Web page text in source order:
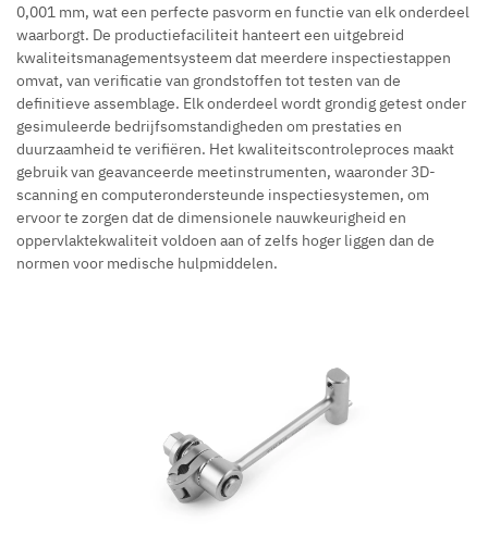
0,001 mm, wat een perfecte pasvorm en functie van elk onderdeel
waarborgt. De productiefaciliteit hanteert een uitgebreid
kwaliteitsmanagementsysteem dat meerdere inspectiestappen
omvat, van verificatie van grondstoffen tot testen van de
definitieve assemblage. Elk onderdeel wordt grondig getest onder
gesimuleerde bedrijfsomstandigheden om prestaties en
duurzaamheid te verifiëren. Het kwaliteitscontroleproces maakt
gebruik van geavanceerde meetinstrumenten, waaronder 3D-
scanning en computerondersteunde inspectiesystemen, om
ervoor te zorgen dat de dimensionele nauwkeurigheid en
oppervlaktekwaliteit voldoen aan of zelfs hoger liggen dan de
normen voor medische hulpmiddelen.